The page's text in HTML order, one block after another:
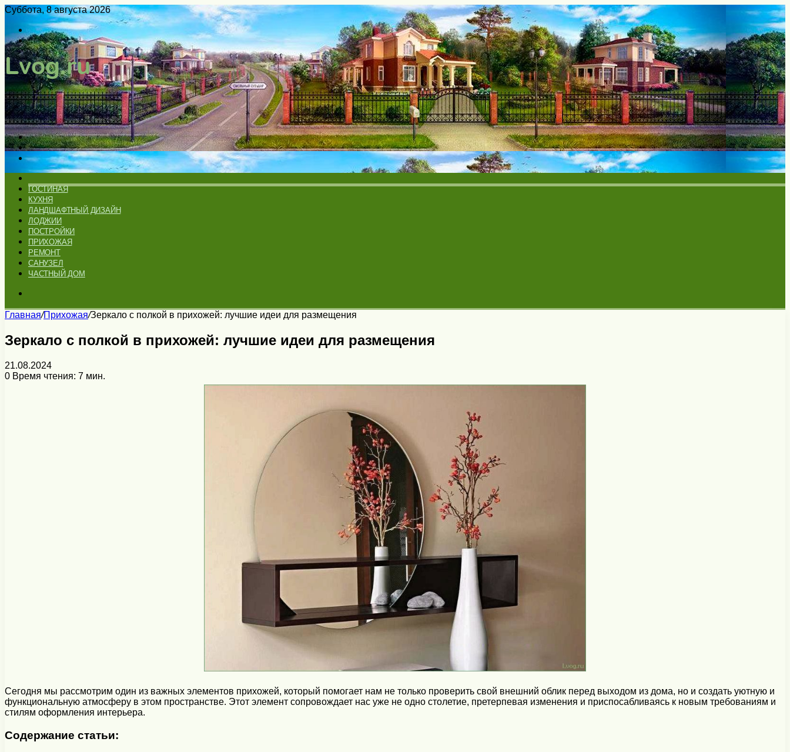
Суббота, 8 августа 2026
Войти
Switch
skin
Меню
Искать
Switch
skin
ГОСТИНАЯ
КУХНЯ
ЛАНДШАФТНЫЙ ДИЗАЙН
ЛОДЖИИ
ПОСТРОЙКИ
ПРИХОЖАЯ
РЕМОНТ
САНУЗЕЛ
ЧАСТНЫЙ ДОМ
Главная/Прихожая/Зеркало с полкой в прихожей: лучшие идеи для размещения
Зеркало с полкой в прихожей: лучшие идеи для размещения
21.08.2024
0 Время чтения: 7 мин.
Сегодня мы рассмотрим один из важных элементов прихожей, который помогает нам не только проверить свой внешний облик перед выходом из дома, но и создать уютную и
функциональную атмосферу в этом пространстве. Этот элемент сопровождает нас уже не одно столетие, претерпевая изменения и приспосабливаясь к новым требованиям и
стилям оформления интерьера.
Содержание статьи: